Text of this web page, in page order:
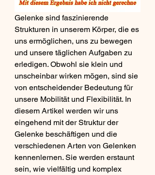
Gelenke sind faszinierende
Strukturen in unserem Körper, die es
uns ermöglichen, uns zu bewegen
und unsere täglichen Aufgaben zu
erledigen. Obwohl sie klein und
unscheinbar wirken mögen, sind sie
von entscheidender Bedeutung für
unsere Mobilität und Flexibilität. In
diesem Artikel werden wir uns
eingehend mit der Struktur der
Gelenke beschäftigen und die
verschiedenen Arten von Gelenken
kennenlernen. Sie werden erstaunt
sein, wie vielfältig und komplex